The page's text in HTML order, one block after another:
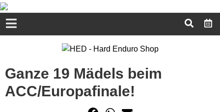
Ganze 19 Mädels beim
ACC/Europafinale!